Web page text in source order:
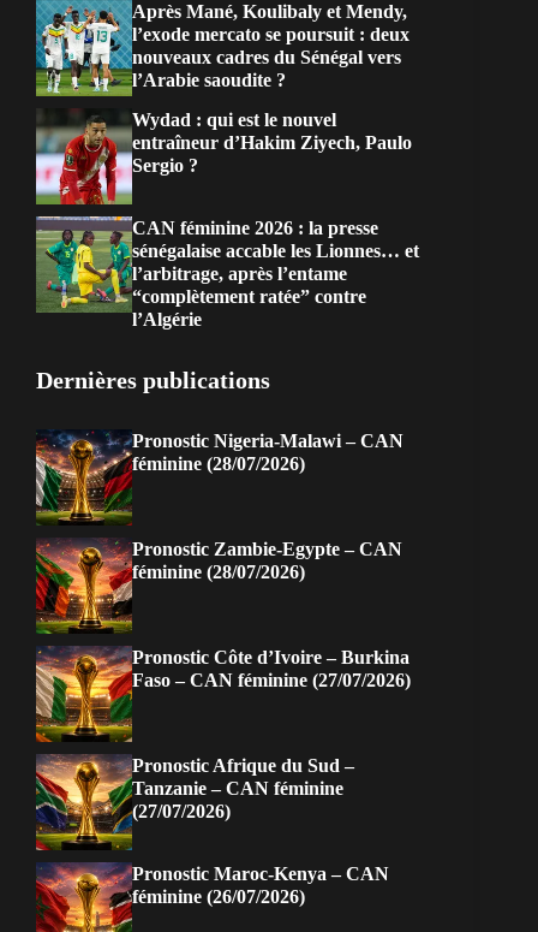
Après Mané, Koulibaly et Mendy,
l’exode mercato se poursuit : deux
nouveaux cadres du Sénégal vers
l’Arabie saoudite ?
Wydad : qui est le nouvel
entraîneur d’Hakim Ziyech, Paulo
Sergio ?
CAN féminine 2026 : la presse
sénégalaise accable les Lionnes… et
l’arbitrage, après l’entame
“complètement ratée” contre
l’Algérie
Dernières publications
Pronostic Nigeria-Malawi – CAN
féminine (28/07/2026)
Pronostic Zambie-Egypte – CAN
féminine (28/07/2026)
Pronostic Côte d’Ivoire – Burkina
Faso – CAN féminine (27/07/2026)
Pronostic Afrique du Sud –
Tanzanie – CAN féminine
(27/07/2026)
Pronostic Maroc-Kenya – CAN
féminine (26/07/2026)